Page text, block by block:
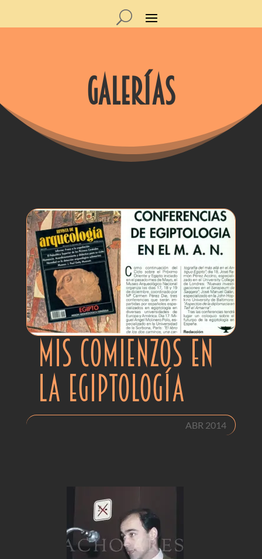
galerías
MIS COMIENZOS EN
LA EGIPTOLOGÍA
ABR 2014